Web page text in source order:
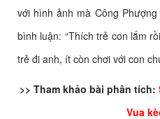
với hình ảnh mà Công
bình luận: “Thích trẻ con lắm
trẻ đi anh, ít còn chơi với con
>> Tham khảo bài phân tích:
Vua